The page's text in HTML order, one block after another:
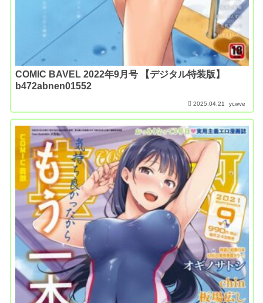
COMIC BAVEL 2022年9月号 【デジタル特装版】
b472abnen01552
2025.04.21 ycwve